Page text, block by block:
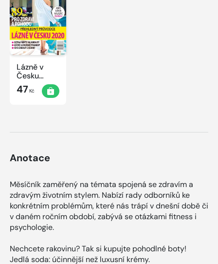
Lázně v
Česku
2020
47 Kč
Anotace
Měsíčník zaměřený na témata spojená se zdravím a
zdravým životním stylem. Nabízí rady odborníků ke
konkrétním problémům, které nás trápí v dnešní době či
v daném ročním období, zabývá se otázkami fitness i
psychologie.
Nechcete rakovinu? Tak si kupujte pohodlné boty!
Jedlá soda: účinnější než luxusní krémy.